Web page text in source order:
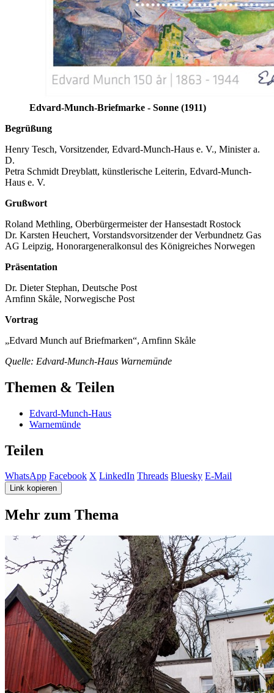
Edvard-Munch-Briefmarke - Sonne (1911)
Begrüßung
Henry Tesch, Vorsitzender, Edvard-Munch-Haus e. V., Minister a.
D.
Petra Schmidt Dreyblatt, künstlerische Leiterin, Edvard-Munch-
Haus e. V.
Grußwort
Roland Methling, Oberbürgermeister der Hansestadt Rostock
Dr. Karsten Heuchert, Vorstandsvorsitzender der Verbundnetz Gas
AG Leipzig, Honorargeneralkonsul des Königreiches Norwegen
Präsentation
Dr. Dieter Stephan, Deutsche Post
Arnfinn Skåle, Norwegische Post
Vortrag
„Edvard Munch auf Briefmarken“, Arnfinn Skåle
Quelle: Edvard-Munch-Haus Warnemünde
Themen & Teilen
Edvard-Munch-Haus
Warnemünde
Teilen
WhatsApp Facebook X LinkedIn Threads Bluesky E-Mail
Link kopieren
Mehr zum Thema